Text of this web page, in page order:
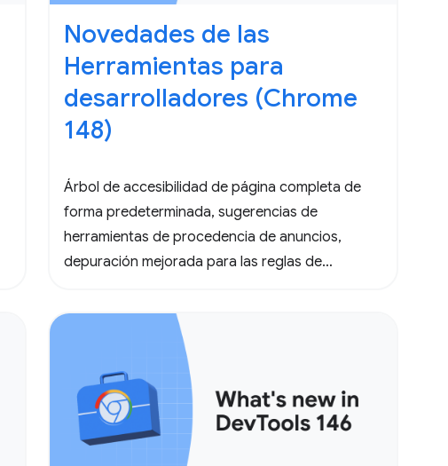
Novedades de las
Herramientas para
desarrolladores (Chrome
148)
Árbol de accesibilidad de página completa de
forma predeterminada, sugerencias de
herramientas de procedencia de anuncios,
depuración mejorada para las reglas de
las Herramientas para desarrolladores de